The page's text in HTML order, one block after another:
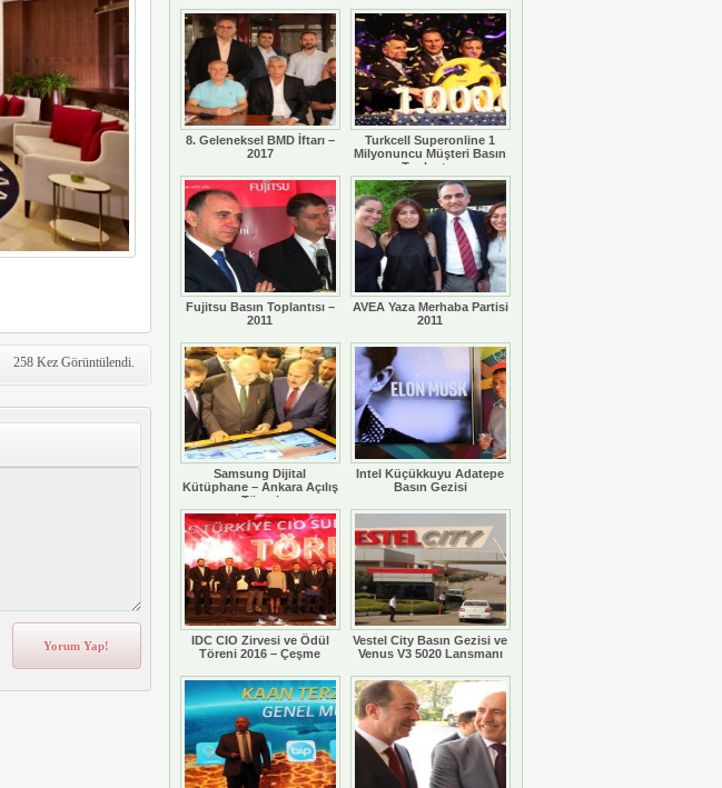
258 Kez Görüntülendi.
8. Geleneksel BMD İftarı –
2017
Turkcell Superonline 1
Milyonuncu Müşteri Basın
Toplantısı
Fujitsu Basın Toplantısı –
2011
AVEA Yaza Merhaba Partisi
2011
Samsung Dijital
Kütüphane – Ankara Açılış
Töreni
Intel Küçükkuyu Adatepe
Basın Gezisi
IDC CIO Zirvesi ve Ödül
Töreni 2016 – Çeşme
Vestel City Basın Gezisi ve
Venus V3 5020 Lansmanı